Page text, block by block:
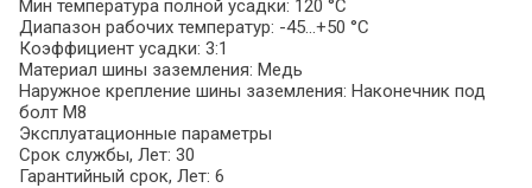
Мин температура полной усадки: 120 °C
Диапазон рабочих температур: -45...+50 °C
Коэффициент усадки: 3:1
Материал шины заземления: Медь
Наружное крепление шины заземления: Наконечник под
болт М8
Эксплуатационные параметры
Срок службы, Лет: 30
Гарантийный срок, Лет: 6